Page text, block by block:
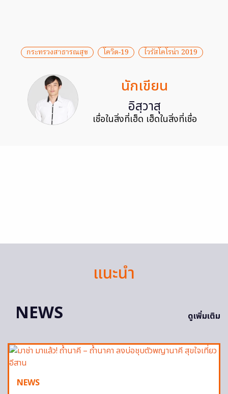
กระทรวงสาธารณสุข โควิด-19 ไวรัสโคโรน่า 2019
นักเขียน
อิสฺวาสุ
เชื่อในสิ่งที่เฮ็ด เฮ็ดในสิ่งที่เชื่อ
แนะนำ
NEWS
ดูเพิ่มเติม
NEWS